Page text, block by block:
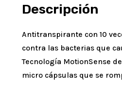
Descripción
Antitranspirante con 10
contra las bacterias que
Tecnología MotionSense
micro cápsulas que se